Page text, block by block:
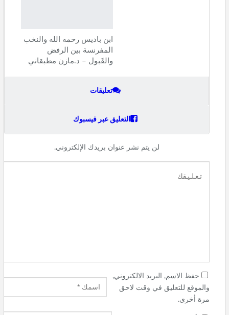
ابن باديس رحمه الله والنخب
المفرنسة بين الرفض
والقَبول – د.مازن مطبقاني
تعليقات
التعليق عبر فيسبوك
لن يتم نشر عنوان بريدك الإلكتروني.
حفظ الاسم, البريد الالكتروني,
والموقع للتعليق في وقت لاحق
مرة أخرى.